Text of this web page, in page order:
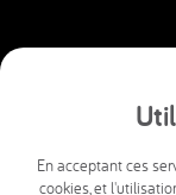
CSI AUDIOVISUEL
En acceptant ces
cookies, et